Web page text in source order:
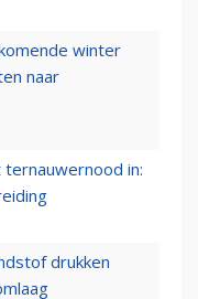
winter
naar
in:
drukken